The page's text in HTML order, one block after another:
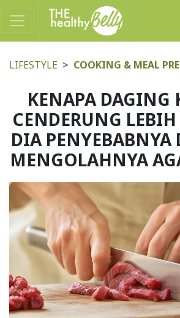
LIFESTYLE COOKING & MEAL
KENAPA DAGING
CENDERUNG
DIA PENYEBABNYA
MENGOLAHNYA